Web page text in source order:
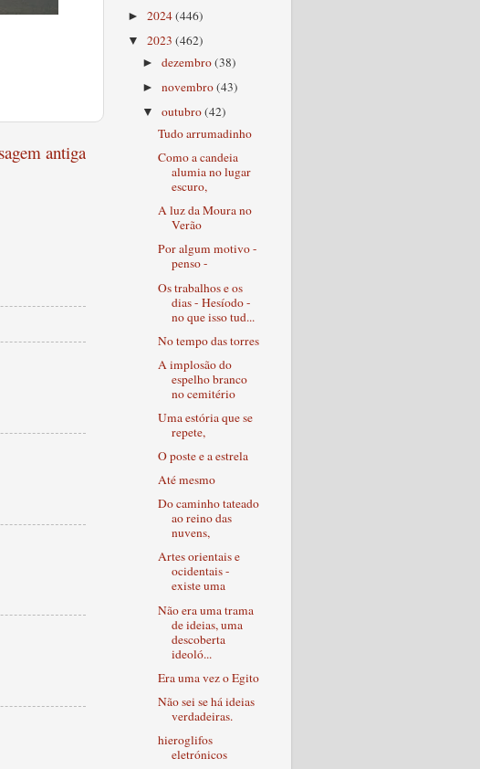
antiga
► 2024(446)
▼ 2023 (462)
►dezembro(38)
►novembro(43)
▼outubro(42)
Tudo arrumadinho
Como a candeia
alumia no lugar
escuro,
A luz da Moura no
Verão
Por algum motivo -
penso -
Os trabalhos e os
dias - Hesíodo -
no que isso tud...
No tempo das torres
A implosão do
espelho branco
no cemitério
Uma estória que se
repete,
O poste e a estrela
Até mesmo
Do caminho tateado
ao reino das
nuvens,
Artes orientais e
ocidentais -
existe uma
Não era uma trama
de ideias, uma
descoberta
ideoló...
Era uma vez o Egito
Não sei se há ideias
verdadeiras.
hieroglifos
eletrónicos